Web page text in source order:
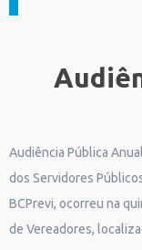
Audiência Pública
dos Servidores
BCPrevi, ocorreu na
de Vereadores,